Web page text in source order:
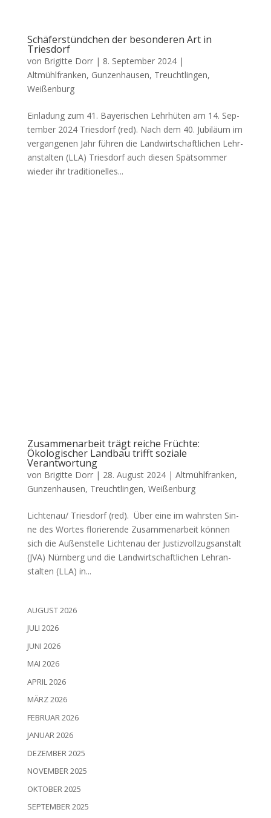
Schäferstündchen der besonderen Art in
Triesdorf
von Brigitte Dorr| 8. September 2024|
Altmühlfranken, Gunzenhausen, Treuchtlingen,
Weißenburg
Ein­la­dung zum 41. Baye­ri­schen Lehr­hü­ten am 14. Sep­
tem­ber 2024 Tri­es­dorf (red). Nach dem 40. Jubi­lä­um im
ver­gan­ge­nen Jahr füh­ren die Land­wirt­schaft­li­chen Lehr­
an­stal­ten (LLA) Tri­es­dorf auch die­sen Spät­som­mer
wie­der ihr tra­di­tio­nel­les...
Zusammenarbeit trägt reiche Früchte:
Ökologischer Landbau trifft soziale
Verantwortung
von Brigitte Dorr| 28. August 2024| Altmühlfranken,
Gunzenhausen, Treuchtlingen, Weißenburg
Lichtenau/ Tri­es­dorf (red). Über eine im wahrs­ten Sin­
ne des Wor­tes flo­rie­ren­de Zusam­men­ar­beit kön­nen
sich die Außen­stel­le Lich­ten­au der Jus­tiz­voll­zugs­an­stalt
(JVA) Nürn­berg und die Land­wirt­schaft­li­chen Lehr­an­
stal­ten (LLA) in...
AUGUST 2026
JULI 2026
JUNI 2026
MAI 2026
APRIL 2026
MÄRZ 2026
FEBRUAR 2026
JANUAR 2026
DEZEMBER 2025
NOVEMBER 2025
OKTOBER 2025
SEPTEMBER 2025